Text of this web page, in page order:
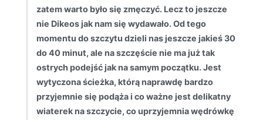
zatem warto było się zmęczyć. Lecz to jeszcze
nie Dikeos jak nam się wydawało. Od tego
momentu do szczytu dzieli nas jeszcze jakieś 30
do 40 minut, ale na szczęście nie ma już tak
ostrych podejść jak na samym początku. Jest
wytyczona ścieżka, którą naprawdę bardzo
przyjemnie się podąża i co ważne jest delikatny
wiaterek na szczycie, co uprzyjemnia wędrówkę